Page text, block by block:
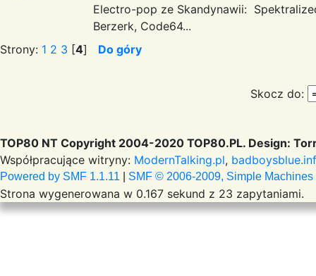
Electro-pop ze Skandynawii:
Berzerk, Code64...
Strony: 1 2 3 [4] Do góry
Skocz do:
TOP80 NT Copyright 2004-2020 TOP80.PL. Design:
Współpracujące witryny: ModernTalking.pl,
Powered by SMF 1.1.11 SMF © 2006-2009, Simple Machines
Strona wygenerowana w 0.167 sekund z 23 zapytaniami.